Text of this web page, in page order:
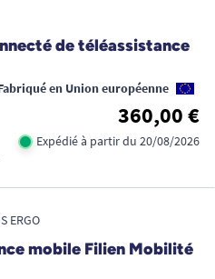
de téléassistance
en Union européenne
360,00 €
Expédié à partir du 20/08/2026
ERGO
mobile Filien Mobilité